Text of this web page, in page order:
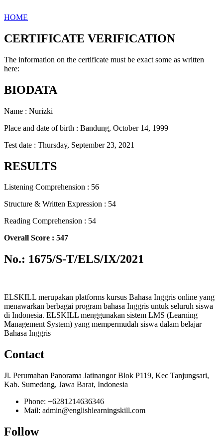
HOME
CERTIFICATE VERIFICATION
The information on the certificate must be exact some as written
here:
BIODATA
Name : Nurizki
Place and date of birth : Bandung, October 14, 1999
Test date : Thursday, September 23, 2021
RESULTS
Listening Comprehension : 56
Structure & Written Expression : 54
Reading Comprehension : 54
Overall Score : 547
No.: 1675/S-T/ELS/IX/2021
ELSKILL merupakan platforms kursus Bahasa Inggris online yang
menawarkan berbagai program bahasa Inggris untuk seluruh siswa
di Indonesia. ELSKILL menggunakan sistem LMS (Learning
Management System) yang mempermudah siswa dalam belajar
Bahasa Inggris
Contact
Jl. Perumahan Panorama Jatinangor Blok P119, Kec Tanjungsari,
Kab. Sumedang, Jawa Barat, Indonesia
Phone: +6281214636346
Mail: admin@englishlearningskill.com
Follow